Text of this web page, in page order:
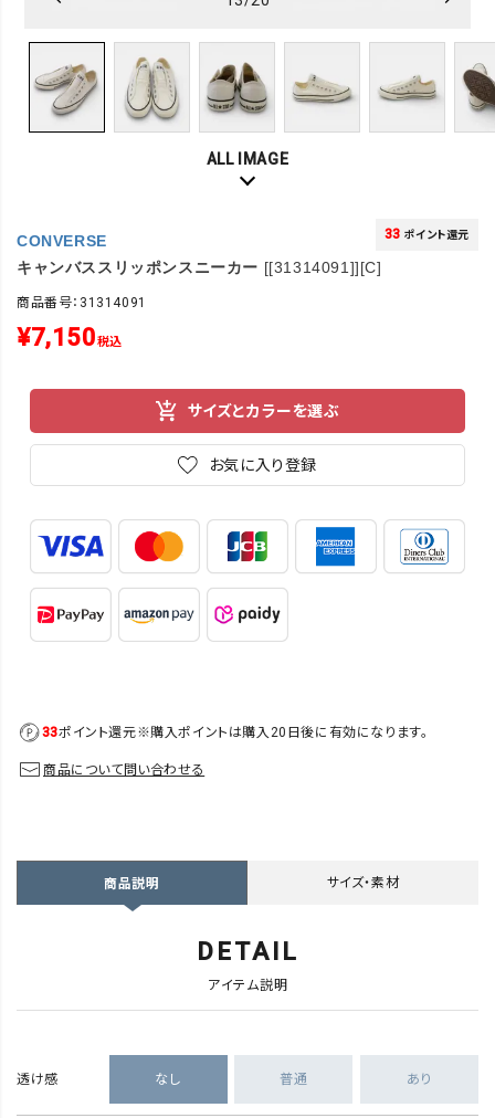
ALL IMAGE
CONVERSE
キャンバススリッポンスニーカー [[31314091]][C]
33 ポイント還元
商品番号：31314091
¥7,150税込
サイズとカラーを選ぶ
お気に入り登録
33ポイント還元※購入ポイントは購入20日後に有効になります。
商品について問い合わせる
商品説明 サイズ・素材
DETAIL
アイテム説明
透け感 なし 普通 あり